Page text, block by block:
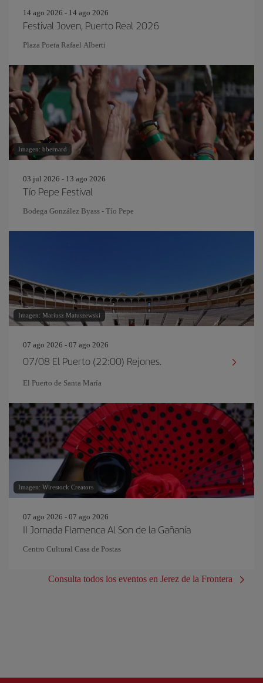
14 ago 2026 - 14 ago 2026
Festival Joven, Puerto Real 2026
Plaza Poeta Rafael Alberti
Imagen: bbernard
03 jul 2026 - 13 ago 2026
Tío Pepe Festival
Bodega González Byass - Tío Pepe
Imagen: Mariusz Matuszewski
07 ago 2026 - 07 ago 2026
07/08 El Puerto (22:00) Rejones.
El Puerto de Santa María
Imagen: Wirestock Creators
07 ago 2026 - 07 ago 2026
II Jornada Flamenca Al Son de la Gañanía
Centro Cultural Casa de Postas
Consulta todos los eventos en Jerez de la Frontera